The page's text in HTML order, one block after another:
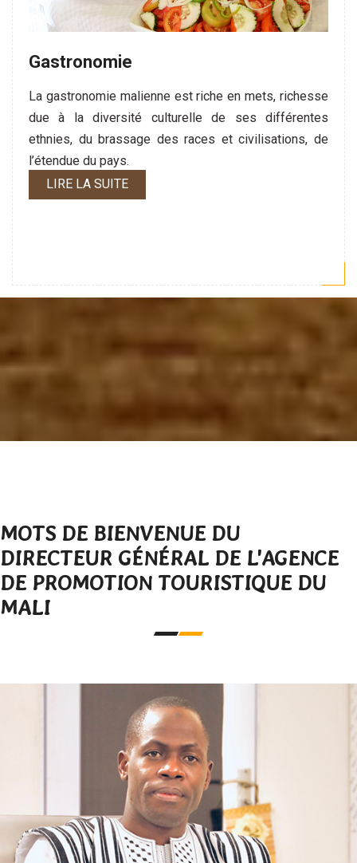
Gastronomie
La gastronomie malienne est riche en mets, richesse
due à la diversité culturelle de ses différentes
ethnies, du brassage des races et civilisations, de
l’étendue du pays.
LIRE LA SUITE
MOTS DE BIENVENUE DU
DIRECTEUR GÉNÉRAL DE L'AGENCE
DE PROMOTION TOURISTIQUE DU
MALI